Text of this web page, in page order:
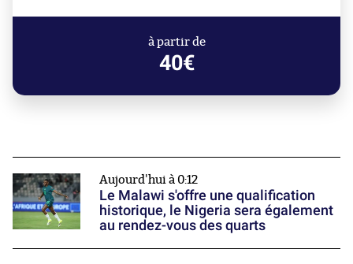
à partir de
40€
Aujourd'hui à 0:12
Le Malawi s'offre une qualification
historique, le Nigeria sera également
au rendez-vous des quarts